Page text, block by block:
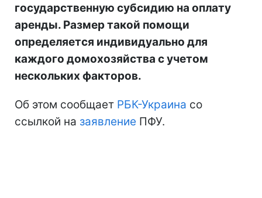
государственную субсидию на оплату
аренды. Размер такой помощи
определяется индивидуально для
каждого домохозяйства с учетом
нескольких факторов.
Об этом сообщает РБК-Украина со
ссылкой на заявление ПФУ.